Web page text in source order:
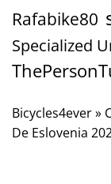
Rafabike80
Specialized
Bicycles4ever»
De Eslovenia